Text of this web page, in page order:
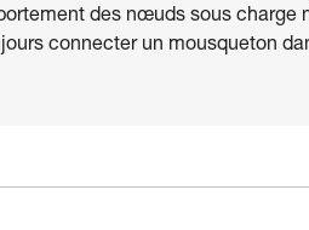
des nœuds sous charge
connecter un mousqueton